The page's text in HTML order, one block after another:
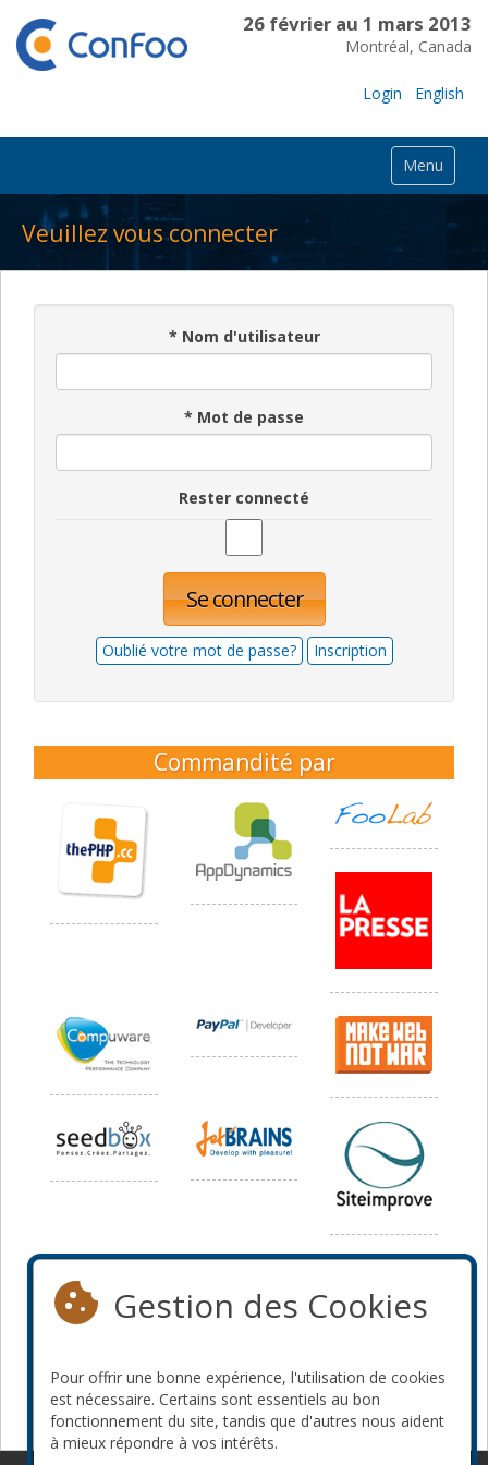
26 février au 1 mars 2013
Montréal, Canada
Login English
Menu
Veuillez vous connecter
* Nom d'utilisateur
* Mot de passe
Rester connecté
Se connecter
Oublié votre mot de passe? Inscription
Commandité par
Média
Gestion des Cookies
Pour offrir une bonne expérience, l'utilisation de cookies
est nécessaire. Certains sont essentiels au bon
fonctionnement du site, tandis que d'autres nous aident
à mieux répondre à vos intérêts.